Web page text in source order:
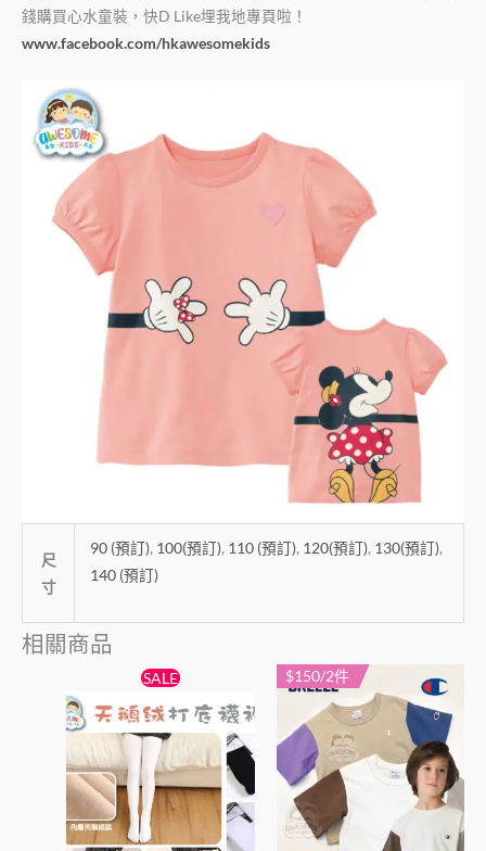
錢購買心水童裝，快D Like埋我地專頁啦！
www.facebook.com/hkawesomekids
尺
寸
90 (預訂), 100(預訂), 110 (預訂), 120(預訂), 130(預訂),
140 (預訂)
相關商品
SALE
價
格：
$38。
目
前
價
格：
$25。
產
品
有
多
種
款
$150/2件
此
產
有
多
種
款